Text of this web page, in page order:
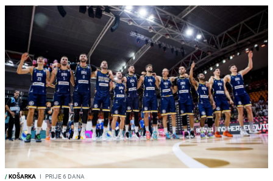
/KOŠARKA I PRIJE 6 DANA